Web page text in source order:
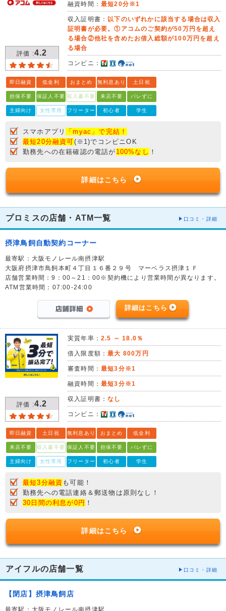
評価 :4.2
融資時間： 最短20分※1
収入証明書： 以下のいずれかに該当する場合は収入
証明書が必要。①アコムのご契約が50万円を超え
る場合②他社を含めたお借入総額が100万円を超え
る場合
コンビニ：
即日融資 低金利 おまとめ 無利息あり 土日祝
担保不要 保証人不要 収入書不要 来店不要 バレずに
主婦向け 女性専用 フリーター 初心者 学生
スマホアプリ
「myac」で完結！
最短20分融資可(※1)でコンビニOK
勤務先への在籍確認の電話が 100%なし ！
詳細はこちら
プロミスの店舗・ATM一覧 口コミ・詳細
摂津鳥飼自動契約コーナー
最寄駅：大阪モノレール南摂津駅
大阪府摂津市鳥飼本町４丁目１６番２９号 マーベラス摂津１Ｆ
店舗営業時間：9：00～21：00※契約機により営業時間が異なります。
ATM営業時間：07:00-24:00
詳細はこちら
評価 :4.2
実質年率： 2.5 ～ 18.0％
借入限度額：最大 800万円
審査時間： 最短3分※1
融資時間： 最短3分※1
収入証明書：なし
コンビニ：
即日融資 土日祝 無利息あり おまとめ 低金利
来店不要 収入書不要 保証人不要 担保不要 バレずに
主婦向け 女性専用 フリーター 初心者 学生
最短3分融資 も可能！
勤務先への電話連絡＆郵送物は原則なし！
30日間の利息が0円 ！
詳細はこちら
アイフルの店舗一覧 口コミ・詳細
【閉店】摂津鳥飼店
最寄駅：大阪モノレール南摂津駅